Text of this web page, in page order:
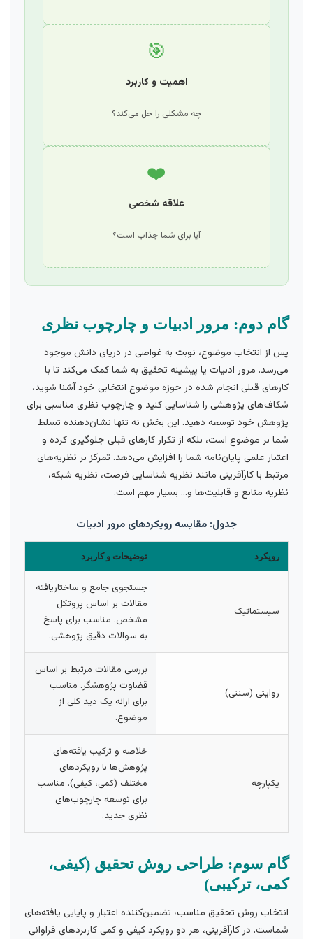
🎯
اهمیت و کاربرد
چه مشکلی را حل می‌کند؟
❤️
علاقه شخصی
آیا برای شما جذاب است؟
گام دوم: مرور ادبیات و چارچوب نظری
پس از انتخاب موضوع، نوبت به غواصی در دریای دانش موجود
می‌رسد. مرور ادبیات یا پیشینه تحقیق به شما کمک می‌کند تا با
کارهای قبلی انجام شده در حوزه موضوع انتخابی خود آشنا شوید،
شکاف‌های پژوهشی را شناسایی کنید و چارچوب نظری مناسبی برای
پژوهش خود توسعه دهید. این بخش نه تنها نشان‌دهنده تسلط
شما بر موضوع است، بلکه از تکرار کارهای قبلی جلوگیری کرده و
اعتبار علمی پایان‌نامه شما را افزایش می‌دهد. تمرکز بر نظریه‌های
مرتبط با کارآفرینی مانند نظریه شناسایی فرصت، نظریه شبکه،
نظریه منابع و قابلیت‌ها و… بسیار مهم است.
جدول: مقایسه رویکردهای مرور ادبیات
رویکرد توضیحات و کاربرد
سیستماتیک
جستجوی جامع و ساختاریافته
مقالات بر اساس پروتکل
مشخص. مناسب برای پاسخ
به سوالات دقیق پژوهشی.
روایتی (سنتی)
بررسی مقالات مرتبط بر اساس
قضاوت پژوهشگر. مناسب
برای ارائه یک دید کلی از
موضوع.
یکپارچه
خلاصه و ترکیب یافته‌های
پژوهش‌ها با رویکردهای
مختلف (کمی، کیفی). مناسب
برای توسعه چارچوب‌های
نظری جدید.
گام سوم: طراحی روش تحقیق (کیفی،
کمی، ترکیبی)
انتخاب روش تحقیق مناسب، تضمین‌کننده اعتبار و پایایی یافته‌های
شماست. در کارآفرینی، هر دو رویکرد کیفی و کمی کاربردهای فراوانی